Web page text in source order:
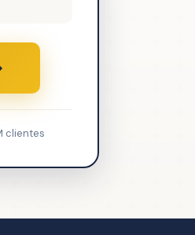
clientes